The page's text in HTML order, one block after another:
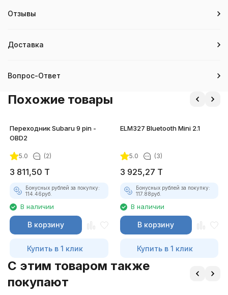
Отзывы
Доставка
Вопрос-Ответ
Похожие товары
Переходник Subaru 9 pin -
OBD2
5.0 (2)
3 811,50 T
Бонусных рублей за покупку:
114.46руб.
В наличии
В корзину
Купить в 1 клик
ELM327 Bluetooth Mini 2.1
5.0 (3)
3 925,27 T
Бонусных рублей за покупку:
117.88руб.
В наличии
В корзину
Купить в 1 клик
C этим товаром также
покупают